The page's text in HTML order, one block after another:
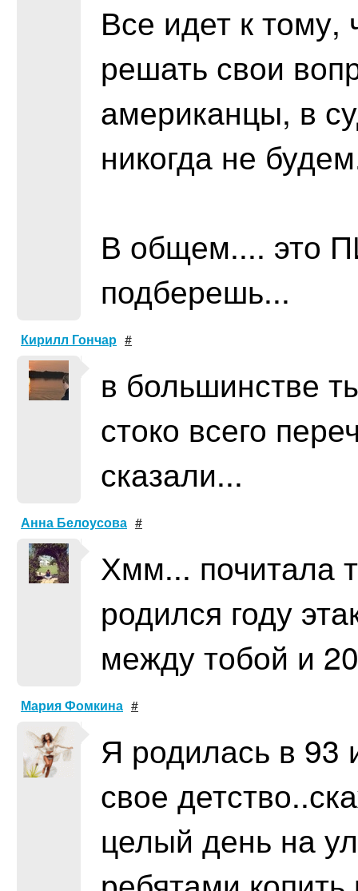
Все идет к
решать свои
американцы, в
никогда не
В общем.... это
подберешь...
Кирилл Гончар #
в большинстве
стоко всего
сказали...
Анна Белоусова #
Хмм... почитала
родился году
между тобой и
Мария Фомкина #
Я родилась в 93
свое
целый день на